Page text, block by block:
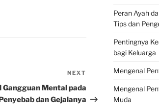
NEXT
Gangguan Mental pada
dan Gejalanya
Peran Ayah
Tips dan
Pentingnya
bagi Keluarga
Mengenal
Mengenal
Muda